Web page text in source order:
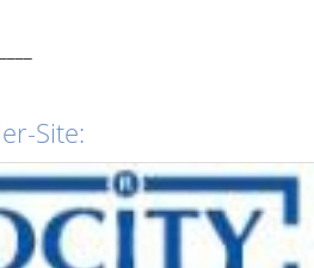
Site: